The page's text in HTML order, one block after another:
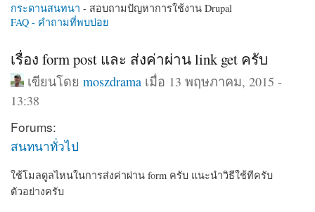
กระดานสนทนา - สอบถามปัญหาการใช้งาน Drupal
FAQ - คำถามที่พบบ่อย
เรื่อง form post และ ส่งค่าผ่าน link get ครับ
เขียนโดยmoszdrama เมื่อ 13 พฤษภาคม, 2015 -
13:38
Forums:
สนทนาทั่วไป
ใช้โมลดูลไหนในการส่งค่าผ่าน form ครับ แนะนำวิธีใช้ทีครับ
ตัวอย่างครับ